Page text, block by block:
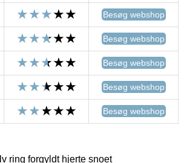
Besøg webshop
Besøg webshop
Besøg webshop
Besøg webshop
Besøg webshop
ring forgyldt hjerte snoet